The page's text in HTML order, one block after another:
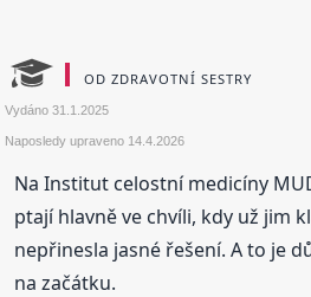
OD ZDRAVOTNÍ SESTRY
Vydáno31.1.2025
Naposledy upraveno 14.4.2026
Na Institut celostní medicíny
ptají hlavně ve chvíli, kdy už jim
nepřinesla jasné řešení. A to je
na začátku.